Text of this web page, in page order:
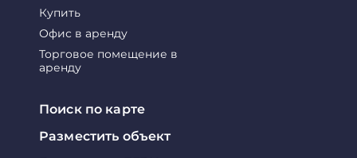
Купить
Офис в аренду
Торговое помещение в
аренду
Поиск по карте
Разместить объект